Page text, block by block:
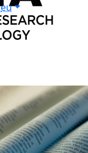
eu